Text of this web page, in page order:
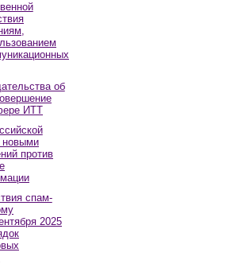
об
ИТТ
новыми
против
спам-
2025